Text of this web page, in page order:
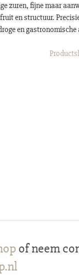
zuren, fijne maar
en structuur.
en
of neem